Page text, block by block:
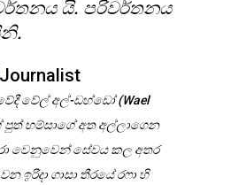
යි. පරිවර්තනය
වේල් අල්-ඩහ්ඩෝ (Wael
පුත් හම්සාගේ අත අල්ලාගෙන
වෙනුවෙන් සේවය කල අතර
ඉරිදා ගාසා තීරයේ ර‌ෆා හි